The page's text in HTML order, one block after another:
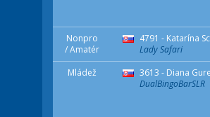
Nonpro
/ Amatér
4791 - Katarína
Lady Safari
Mládež
3613 - Diana
DualBingoBarSLR